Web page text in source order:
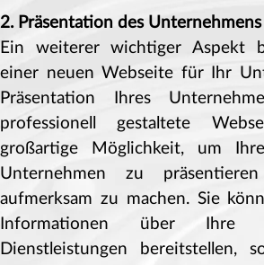
2. Präsentation des
Ein weiterer wichtiger Aspekt
einer neuen Webseite für Ihr
Präsentation Ihres
professionell gestaltete
großartige Möglichkeit, um
Unternehmen zu
aufmerksam zu machen. Sie
Informationen über Ihre
Dienstleistungen bereitstellen,